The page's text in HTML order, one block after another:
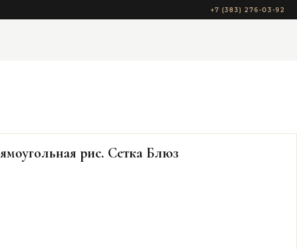
+7 (383) 276-03-92
рис. Сетка Блюз